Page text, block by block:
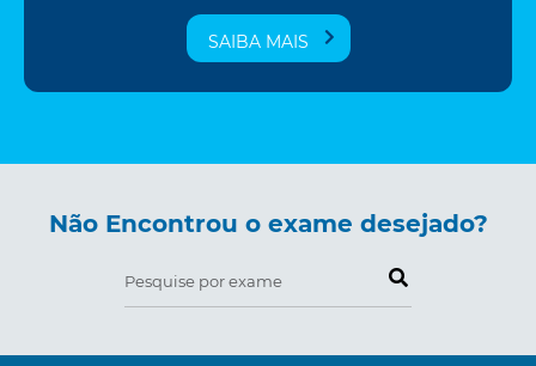
SAIBA MAIS
Não Encontrou o exame desejado?
Pesquise por exame